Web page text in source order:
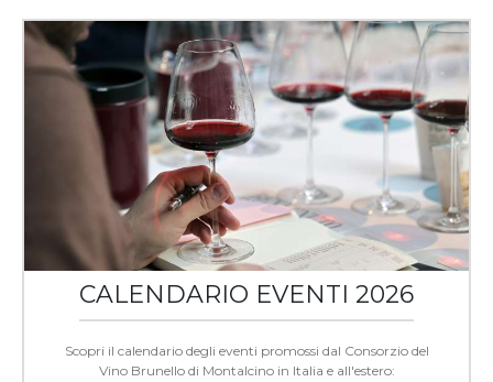
CALENDARIO EVENTI 2026
Scopri il calendario degli eventi promossi dal Consorzio del
Vino Brunello di Montalcino in Italia e all'estero: